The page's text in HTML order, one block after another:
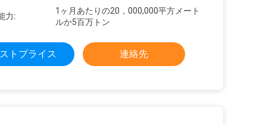
力:
1ヶ月あたりの20，000,000平方メート
ルか5百万トン
トプライス 連絡先